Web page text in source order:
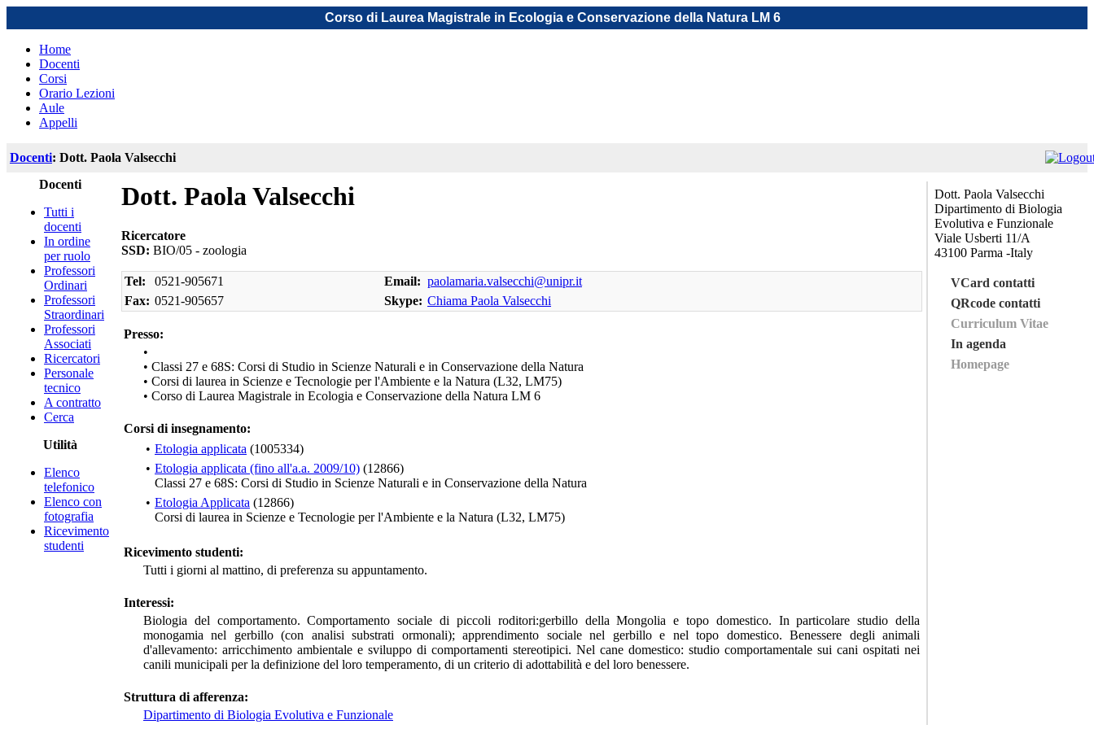
Corso di Laurea Magistrale in Ecologia e Conservazione della Natura LM 6
Home
Docenti
Corsi
Orario Lezioni
Aule
Appelli
Docenti: Dott. Paola Valsecchi
Docenti
Tutti i
docenti
In ordine
per ruolo
Professori
Ordinari
Professori
Straordinari
Professori
Associati
Ricercatori
Personale
tecnico
A contratto
Cerca
Utilità
Elenco
telefonico
Elenco con
fotografia
Ricevimento
studenti
Dott. Paola Valsecchi
Ricercatore
SSD: BIO/05 - zoologia
Tel: 0521-905671 Email: paolamaria.valsecchi@unipr.it
Fax: 0521-905657 Skype: Chiama Paola Valsecchi
Presso:
•
• Classi 27 e 68S: Corsi di Studio in Scienze Naturali e in Conservazione della Natura
• Corsi di laurea in Scienze e Tecnologie per l'Ambiente e la Natura (L32, LM75)
• Corso di Laurea Magistrale in Ecologia e Conservazione della Natura LM 6
Corsi di insegnamento:
• Etologia applicata (1005334)
• Etologia applicata (fino all'a.a. 2009/10) (12866)
Classi 27 e 68S: Corsi di Studio in Scienze Naturali e in Conservazione della Natura
• Etologia Applicata (12866)
Corsi di laurea in Scienze e Tecnologie per l'Ambiente e la Natura (L32, LM75)
Ricevimento studenti:
Tutti i giorni al mattino, di preferenza su appuntamento.
Interessi:
Biologia del comportamento. Comportamento sociale di piccoli roditori:gerbillo della Mongolia e topo domestico. In particolare studio della
monogamia nel gerbillo (con analisi substrati ormonali); apprendimento sociale nel gerbillo e nel topo domestico. Benessere degli animali
d'allevamento: arricchimento ambientale e sviluppo di comportamenti stereotipici. Nel cane domestico: studio comportamentale sui cani ospitati nei
canili municipali per la definizione del loro temperamento, di un criterio di adottabilità e del loro benessere.
Struttura di afferenza:
Dipartimento di Biologia Evolutiva e Funzionale
Dott. Paola Valsecchi
Dipartimento di Biologia
Evolutiva e Funzionale
Viale Usberti 11/A
43100 Parma -Italy
VCard contatti
QRcode contatti
Curriculum Vitae
In agenda
Homepage